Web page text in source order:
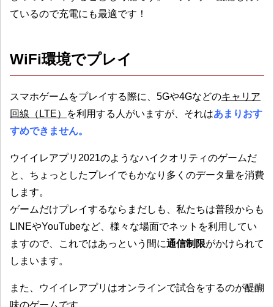
ているので充電にも最適です！
WiFi環境でプレイ
スマホゲームをプレイする際に、5Gや4Gなどのキャリア
回線（LTE）
を利用する人がいますが、それはあまりおす
すめできません。
ウイイレアプリ2021のようなハイクオリティのゲームだ
と、ちょっとしたプレイでもかなり多くのデータ量を消費
します。
ゲームだけプレイするならまだしも、私たちは普段からも
LINEやYouTubeなど、様々な場面でネットを利用してい
ますので、これではあっという間に通信制限がかけられて
しまいます。
また、ウイイレアプリはオンラインで試合をするのが醍醐
味のゲームです。